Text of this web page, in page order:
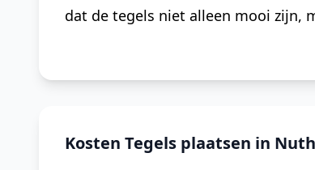
dat de tegels niet alleen mooi zijn,
Kosten Tegels plaatsen in Nuth